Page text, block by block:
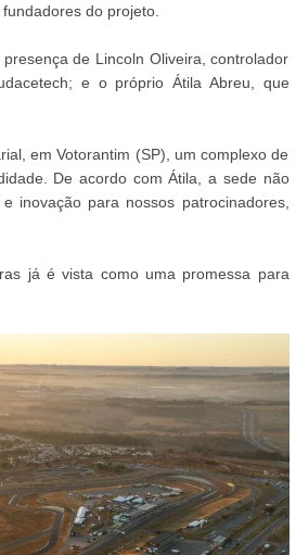
do projeto.
de Lincoln Oliveira, controlador
e o próprio Átila Abreu, que
em Votorantim (SP), um complexo de
De acordo com Átila, a sede não
inovação para nossos patrocinadores,
já é vista como uma promessa para